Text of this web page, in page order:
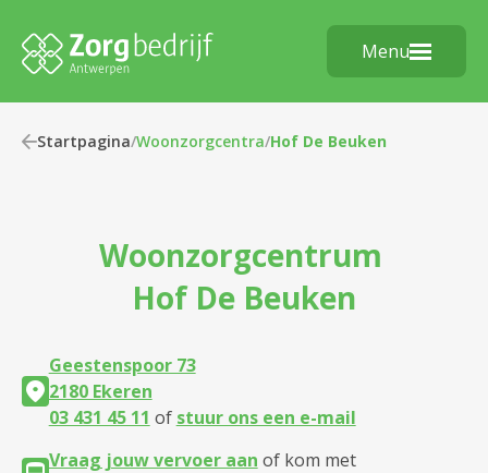
Menu
Startpagina/Woonzorgcentra/Hof De Beuken
Woonzorgcentrum
Hof De Beuken
Geestenspoor 73
2180 Ekeren
03 431 45 11 of stuur ons een e-mail
Vraag jouw vervoer aan of kom met